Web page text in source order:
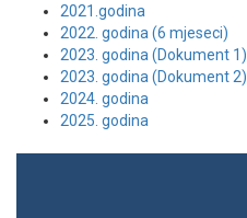
2021.godina
2022. godina (6 mjeseci)
2023. godina (Dokument 1)
2023. godina (Dokument 2)
2024. godina
2025. godina